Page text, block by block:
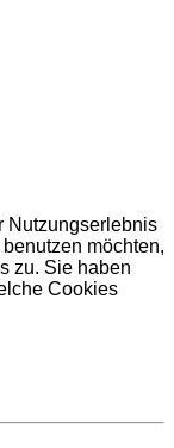
Nutzungserlebnis
möchten,
zu. Sie haben
Cookies